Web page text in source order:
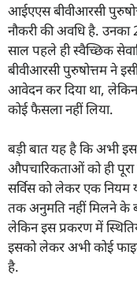
आईएएस बीवीआरसी
नौकरी की अवधि है. उनका
साल पहले ही स्वैच्छिक
बीवीआरसी पुरुषोत्तम ने
आवेदन कर दिया था,
कोई फैसला नहीं लिया.
बड़ी बात यह है कि अभी इस
औपचारिकताओं को ही
सर्विस को लेकर एक नियम
तक अनुमति नहीं मिलने के
लेकिन इस प्रकरण में
इसको लेकर अभी कोई
है.